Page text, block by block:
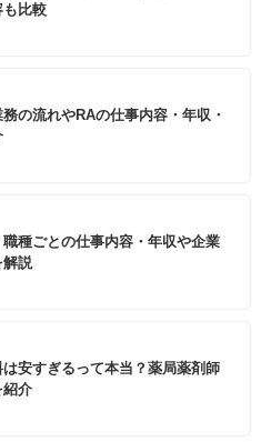
も比較
の流れやRAの仕事内容・年収・
種ごとの仕事内容・年収や企業
解説
安すぎるって本当？薬局薬剤師
紹介